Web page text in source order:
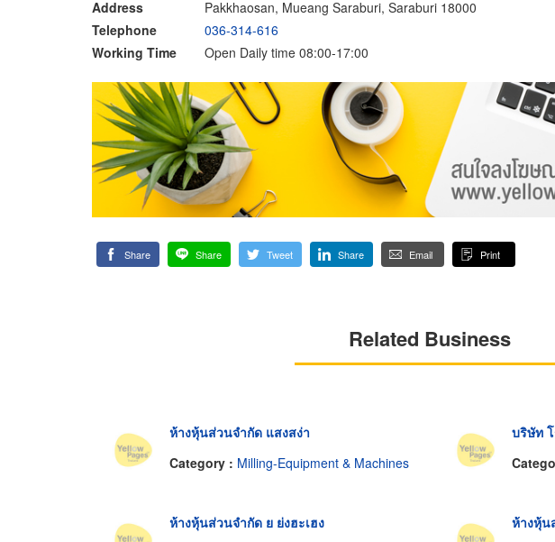
Address
Pakkhaosan, Mueang Saraburi, Saraburi 18000
Telephone
036-314-616
Working Time
Open Daily time 08:00-17:00
Share Share Tweet Share Email Print
Related Business
ห้างหุ้นส่วนจำกัด แสงสง่า
Category : Milling-Equipment & Machines
บริษัท
ห้างหุ้นส่วนจำกัด ย ย่งฮะเฮง
ห้างหุ้น